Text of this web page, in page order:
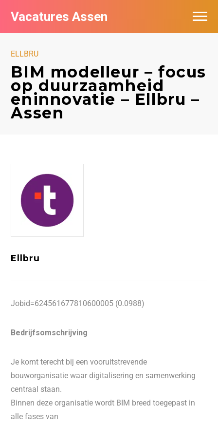
Vacatures Assen
ELLBRU
BIM modelleur – focus
op duurzaamheid
eninnovatie – Ellbru –
Assen
Ellbru
Jobid=624561677810600005 (0.0988)
Bedrijfsomschrijving
Je komt terecht bij een vooruitstrevende
bouworganisatie waar digitalisering en samenwerking
centraal staan.
Binnen deze organisatie wordt BIM breed toegepast in
alle fases van
Vacatures per bedrijf
Nieuwsbrief feed